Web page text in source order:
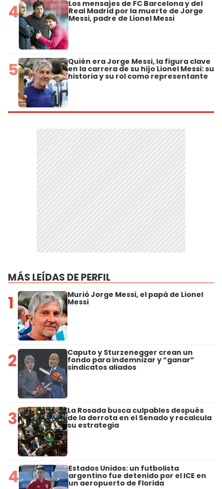
4 Los mensajes de FC Barcelona y del
Real Madrid por la muerte de Jorge
Messi, padre de Lionel Messi
5 Quién era Jorge Messi, la figura clave
en la carrera de su hijo Lionel Messi: su
historia y su rol como representante
MÁS LEÍDAS DE PERFIL
1 Murió Jorge Messi, el papá de Lionel
Messi
2 Caputo y Sturzenegger crean un
fondo para indemnizar y “ganar”
sindicatos aliados
3 La Rosada busca culpables después
de la derrota en el Senado y recalcula
su estrategia
4 Estados Unidos: un futbolista
argentino fue detenido por el ICE en
un aeropuerto de Florida